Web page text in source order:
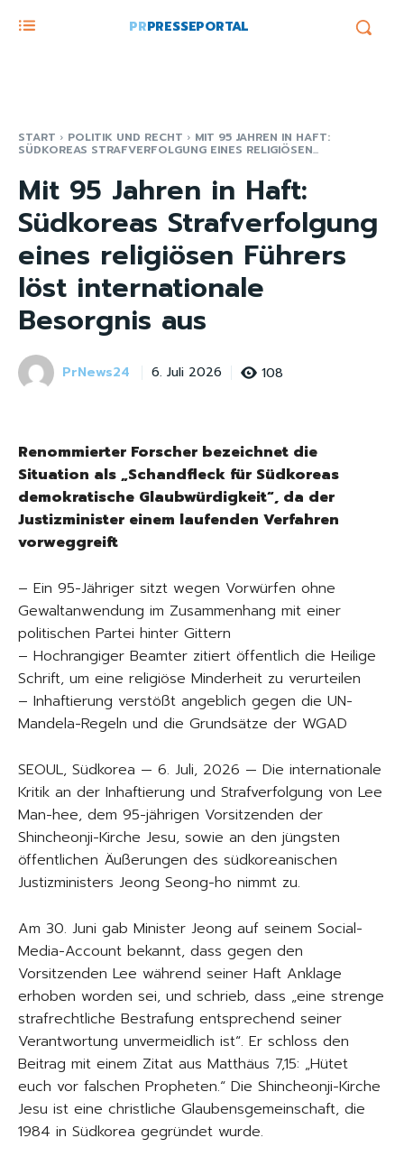
PRPRESSEPORTAL
START POLITIK UND RECHT MIT 95 JAHREN IN HAFT:
SÜDKOREAS STRAFVERFOLGUNG EINES RELIGIÖSEN...
Mit 95 Jahren in Haft:
Südkoreas Strafverfolgung
eines religiösen Führers
löst internationale
Besorgnis aus
PrNews24 6. Juli 2026 108
Renommierter Forscher bezeichnet die
Situation als „Schandfleck für Südkoreas
demokratische Glaubwürdigkeit“, da der
Justizminister einem laufenden Verfahren
vorweggreift
– Ein 95-Jähriger sitzt wegen Vorwürfen ohne
Gewaltanwendung im Zusammenhang mit einer
politischen Partei hinter Gittern
– Hochrangiger Beamter zitiert öffentlich die Heilige
Schrift, um eine religiöse Minderheit zu verurteilen
– Inhaftierung verstößt angeblich gegen die UN-
Mandela-Regeln und die Grundsätze der WGAD
SEOUL, Südkorea — 6. Juli, 2026 — Die internationale
Kritik an der Inhaftierung und Strafverfolgung von Lee
Man-hee, dem 95-jährigen Vorsitzenden der
Shincheonji-Kirche Jesu, sowie an den jüngsten
öffentlichen Äußerungen des südkoreanischen
Justizministers Jeong Seong-ho nimmt zu.
Am 30. Juni gab Minister Jeong auf seinem Social-
Media-Account bekannt, dass gegen den
Vorsitzenden Lee während seiner Haft Anklage
erhoben worden sei, und schrieb, dass „eine strenge
strafrechtliche Bestrafung entsprechend seiner
Verantwortung unvermeidlich ist“. Er schloss den
Beitrag mit einem Zitat aus Matthäus 7,15: „Hütet
euch vor falschen Propheten.“ Die Shincheonji-Kirche
Jesu ist eine christliche Glaubensgemeinschaft, die
1984 in Südkorea gegründet wurde.